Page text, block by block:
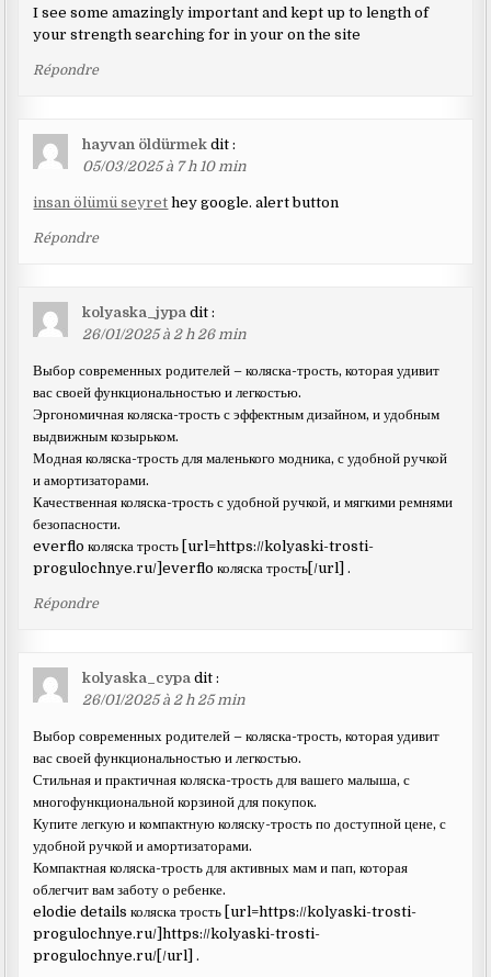
I see some amazingly important and kept up to length of
your strength searching for in your on the site
Répondre
hayvan öldürmek dit :
05/03/2025 à 7 h 10 min
insan ölümü seyret hey google. alert button
Répondre
kolyaska_jypa dit :
26/01/2025 à 2 h 26 min
Выбор современных родителей – коляска-трость, которая удивит
вас своей функциональностью и легкостью.
Эргономичная коляска-трость с эффектным дизайном, и удобным
выдвижным козырьком.
Модная коляска-трость для маленького модника, с удобной ручкой
и амортизаторами.
Качественная коляска-трость с удобной ручкой, и мягкими ремнями
безопасности.
everflo коляска трость [url=https://kolyaski-trosti-
progulochnye.ru/]everflo коляска трость[/url] .
Répondre
kolyaska_cypa dit :
26/01/2025 à 2 h 25 min
Выбор современных родителей – коляска-трость, которая удивит
вас своей функциональностью и легкостью.
Стильная и практичная коляска-трость для вашего малыша, с
многофункциональной корзиной для покупок.
Купите легкую и компактную коляску-трость по доступной цене, с
удобной ручкой и амортизаторами.
Компактная коляска-трость для активных мам и пап, которая
облегчит вам заботу о ребенке.
elodie details коляска трость [url=https://kolyaski-trosti-
progulochnye.ru/]https://kolyaski-trosti-
progulochnye.ru/[/url] .